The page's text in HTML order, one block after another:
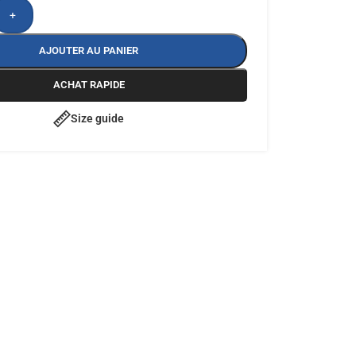
+
AJOUTER AU PANIER
ACHAT RAPIDE
Size guide